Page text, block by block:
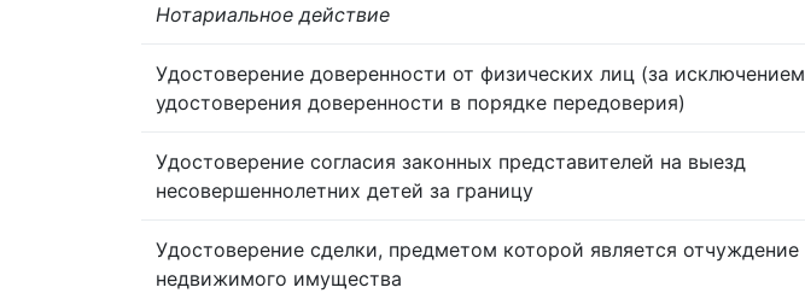
Нотариальное действие
Удостоверение доверенности от физических лиц (за исключением
удостоверения доверенности в порядке передоверия)
Удостоверение согласия законных представителей на выезд
несовершеннолетних детей за границу
Удостоверение сделки, предметом которой является отчуждение
недвижимого имущества